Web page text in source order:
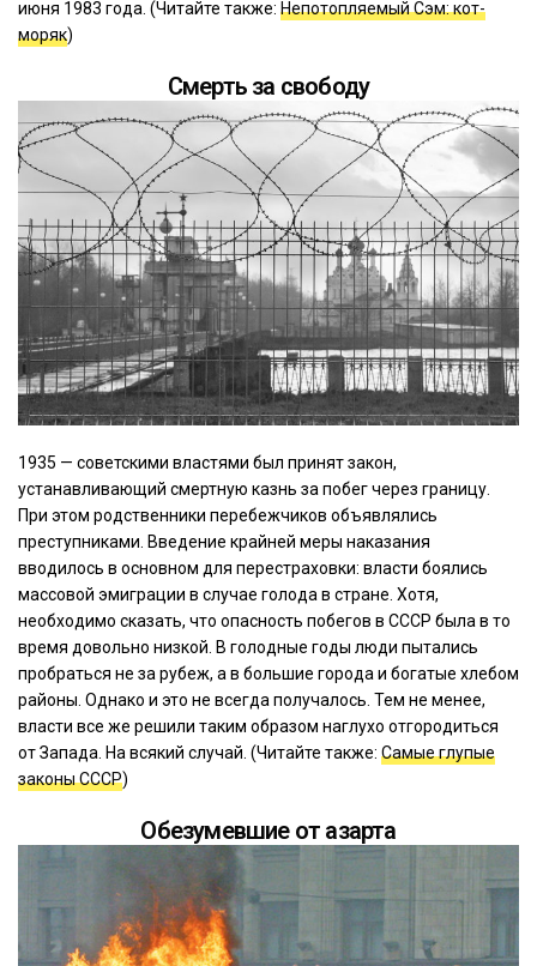
июня 1983 года. (Читайте также: Непотопляемый Сэм: кот-
моряк)
Смерть за свободу
1935 — советскими властями был принят закон,
устанавливающий смертную казнь за побег через границу.
При этом родственники перебежчиков объявлялись
преступниками. Введение крайней меры наказания
вводилось в основном для перестраховки: власти боялись
массовой эмиграции в случае голода в стране. Хотя,
необходимо сказать, что опасность побегов в СССР была в то
время довольно низкой. В голодные годы люди пытались
пробраться не за рубеж, а в большие города и богатые хлебом
районы. Однако и это не всегда получалось. Тем не менее,
власти все же решили таким образом наглухо отгородиться
от Запада. На всякий случай. (Читайте также: Самые глупые
законы СССР)
Обезумевшие от азарта